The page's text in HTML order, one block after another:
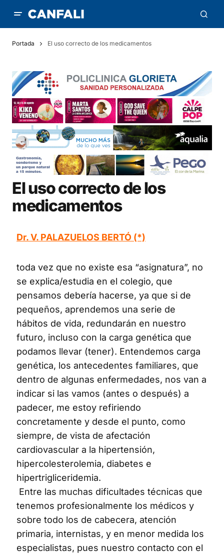
Portada El uso correcto de los medicamentos
El uso correcto de los
medicamentos
Dr. V. PALAZUELOS BERTÓ (*)
toda vez que no existe esa “asignatura”, no
se explica/estudia en el colegio, que
pensamos debería hacerse, ya que si de
pequeños, aprendemos una serie de
hábitos de vida, redundarán en nuestro
futuro, incluso con la carga genética que
podamos llevar (tener). Entendemos carga
genética, los antecedentes familiares, que
dentro de algunas enfermedades, nos van a
indicar si las vamos (antes o después) a
padecer, me estoy refiriendo
concretamente y desde el punto, como
siempre, de vista de afectación
cardiovascular a la hipertensión,
hipercolesterolemia, diabetes e
hipertrigliceridemia.
Entre las muchas dificultades técnicas que
tenemos profesionalmente los médicos y
sobre todo los de cabecera, atención
primaria, internistas, y en menor medida los
especialistas, pues nuestro contacto con el